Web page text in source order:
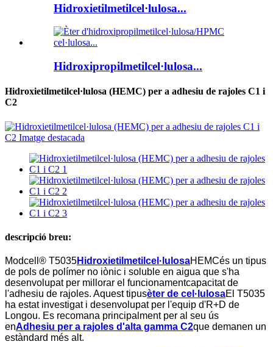
Hidroxietilmetilcel·lulosa...
Hidroxipropilmetilcel·lulosa...
Hidroxietilmetilcel·lulosa (HEMC) per a adhesiu de rajoles C1 i
C2
descripció breu:
Modcell® T5035Hidroxietilmetilcel·lulosaHEMCés un tipus
de pols de polímer no iònic i soluble en aigua que s'ha
desenvolupat per millorar el funcionamentcapacitat de
l'adhesiu de rajoles. Aquest tipusèter de cel·lulosaEl T5035
ha estat investigat i desenvolupat per l'equip d'R+D de
Longou. Es recomana principalment per al seu ús
enAdhesiu per a rajoles d'alta gamma C2que demanen un
estàndard més alt.